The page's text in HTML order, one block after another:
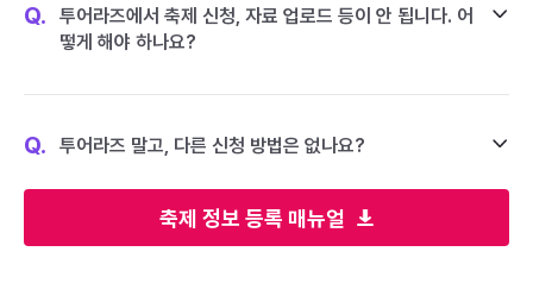
축제 정보 등록 매뉴얼
Q.
투어라즈에서 축제 신청, 자료 업로드 등이 안 됩니다. 어
떻게 해야 하나요?
Q. 투어라즈 말고, 다른 신청 방법은 없나요?